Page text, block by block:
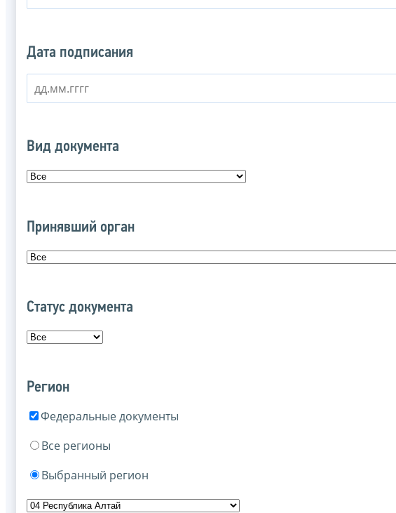
Дата подписания
Вид документа
Принявший орган
Статус документа
Регион
Федеральные документы
Все регионы
Выбранный регион